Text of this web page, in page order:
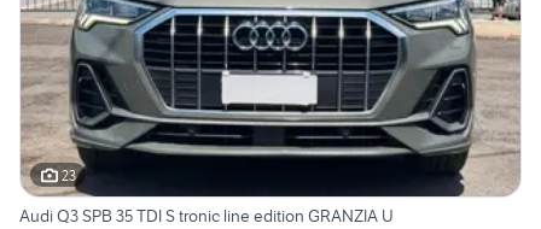
23
Audi Q3 SPB 35 TDI S tronic line edition GRANZIA U